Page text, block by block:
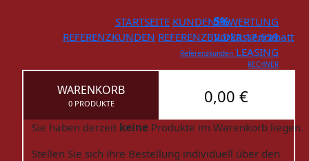
STARTSEITE KUNDENBEWERTUNG
REFERENZKUNDEN REFERENZBILDER 17.659
Referenzkunden LEASING
RECHNER
WARENKORB
0 PRODUKTE 0,00 €
Sie haben derzeit keine Produkte im Warenkorb liegen.
Stellen Sie sich ihre Bestellung individuell über den
5%
Vorkassenrabatt